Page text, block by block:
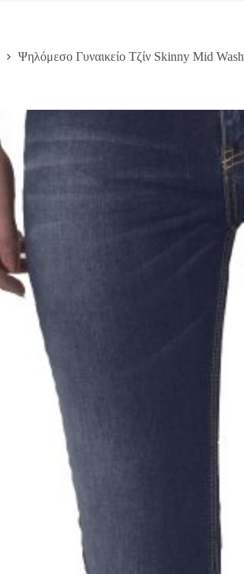
Ψηλόμεσο Γυναικείο Τζίν Skinny Mid Wash